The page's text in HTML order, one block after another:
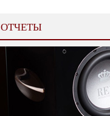
ОТЧЕТЫ